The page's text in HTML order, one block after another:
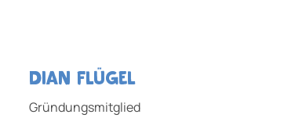
Dian FlÜgel
Gründungsmitglied